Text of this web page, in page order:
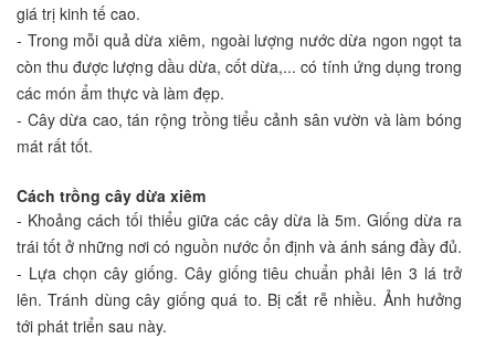
giá trị kinh tế cao.
- Trong mỗi quả dừa xiêm, ngoài lượng nước dừa ngon ngọt ta
còn thu được lượng dầu dừa, cốt dừa,... có tính ứng dụng trong
các món ẩm thực và làm đẹp.
- Cây dừa cao, tán rộng trồng tiểu cảnh sân vườn và làm bóng
mát rất tốt.
Cách trồng cây dừa xiêm
- Khoảng cách tối thiểu giữa các cây dừa là 5m. Giống dừa ra
trái tốt ở những nơi có nguồn nước ổn định và ánh sáng đầy đủ.
- Lựa chọn cây giống. Cây giống tiêu chuẩn phải lên 3 lá trở
lên. Tránh dùng cây giống quá to. Bị cắt rễ nhiều. Ảnh hưởng
tới phát triển sau này.